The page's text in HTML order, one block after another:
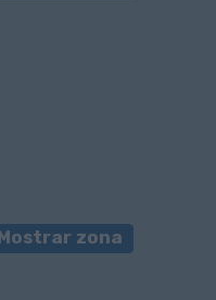
Mostrar zona